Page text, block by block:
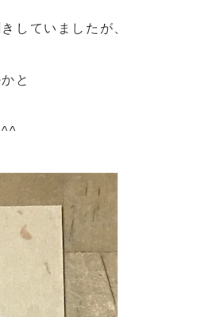
していましたが、
と
^^